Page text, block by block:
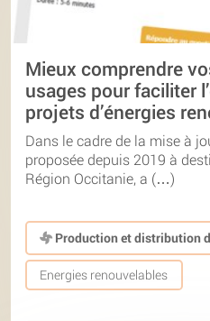
Mieux comprendre
usages pour faciliter
projets d’énergies
Dans le cadre de la mise à
proposée depuis 2019 à
Région Occitanie, a (…)
Production et distribution
Energies renouvelables